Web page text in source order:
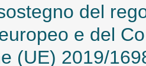
del
e del
(UE) 2019/